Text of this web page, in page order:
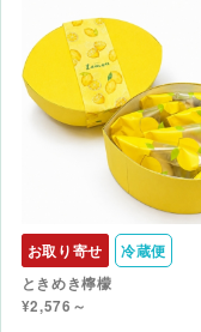
お取り寄せ
冷蔵便
ときめき檸檬
¥2,576～